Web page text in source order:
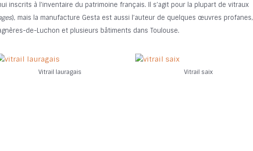
inscrits à l’inventaire du patrimoine français. Il s’agit pour la plupart de vitraux
), mais la manufacture Gesta est aussi l’auteur de quelques œuvres profanes,
de-Luchon et plusieurs bâtiments dans Toulouse.
Vitrail lauragais Vitrail saix